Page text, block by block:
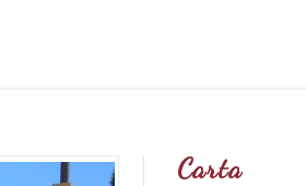
Carta